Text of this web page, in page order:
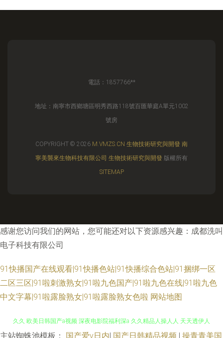
電話：1857766**
地址：南寧市西鄉塘區明秀西路118號百匯華庭A單元1002
號房
COPYRIGHT © 2026 M.VMZS.CN 生物技術研究與開發 南
寧美襲來生物科技有限公司 生物技術研究與開發 版權所有
SITEMAP
感谢您访问我们的网站，您可能还对以下资源感兴趣：成都洗叫
电子科技有限公司
91快播国产在线观看|91快播色站|91快播综合色站|91捆绑一区
二区三区|91啦刺激熟女|91啦九色国产|91啦九色在线|91啦九色
中文字幕|91啦露脸熟女|91啦露脸熟女色啦 网站地图
不卡的a在线 肏屄视频在线观看 狠狠撸撸网 婷婷第五页 有码中字 国产午夜
主站蜘蛛池模板： 国产爱v日内| 国产日韩精品视频 | 操青青美国